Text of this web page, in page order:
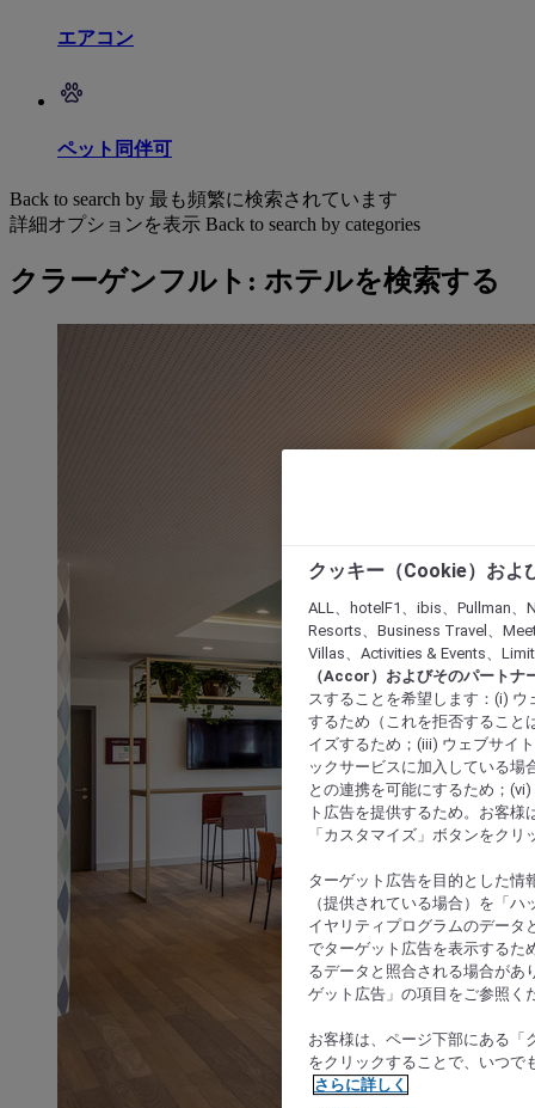
エアコン
ペット同伴可
Back to search by 最も頻繁に検索されています
詳細オプションを表示 Back to search by categories
クラーゲンフルト: ホテルを検索する
クッキー（Cookie）およ
ALL、hotelF1、ibis、Pullman
Resorts、Business Travel、
Villas、Activities & Events、
（Accor）およびそのパートナ
スすることを希望します：(i)
するため（これを拒否すること
イズするため；(iii) ウェブサイ
ックサービスに加入している場
との連携を可能にするため；
ト広告を提供するため。お客
「カスタマイズ」ボタンをク
ターゲット広告を目的とした情
（提供されている場合）を「
イヤリティプログラムのデータ
でターゲット広告を表示するた
るデータと照合される場合があ
ゲット広告」の項目をご参照く
お客様は、ページ下部にある「
をクリックすることで、いつで
さらに詳しく